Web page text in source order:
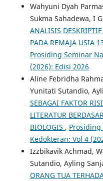
Wahyuni Dyah
Sukma Sahadewa, I
ANALISIS
PADA REMAJA USIA
Prosiding Seminar
(2026): Edisi 2026
Aline Febridha
Yunitati Sutandio,
SEBAGAI FAKTOR
LITERATUR
BIOLOGIS , Prosiding
Kedokteran: Vol 4
Izzbikavik Achmad,
Sutandio, Ayling
ORANG TUA